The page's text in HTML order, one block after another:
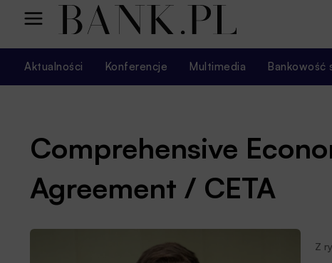
Aktualności Konferencje Multimedia Bankowość
Comprehensive
Agreement / CETA
Z